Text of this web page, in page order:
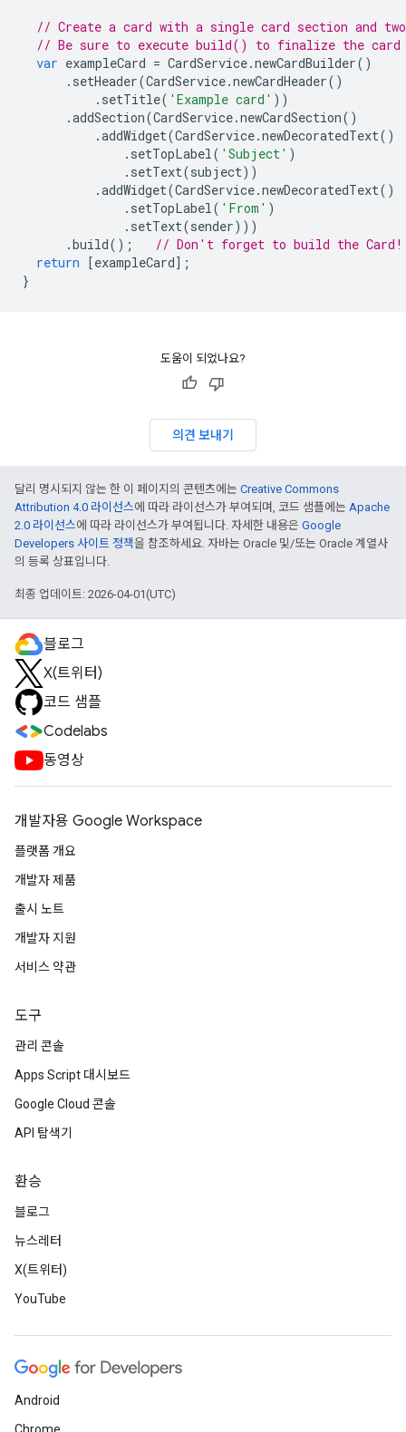
// Create a card with a single card section and
// Be sure to execute build() to finalize the card
var exampleCard = CardService.newCardBuilder()
. setHeader(CardService.newCardHeader()
. setTitle( 'Example card' ))
.addSection(CardService.newCardSection()
.addWidget(CardService.newDecoratedText()
. setTopLabel( 'Subject' )
. setText(subject))
.addWidget(CardService.newDecoratedText()
. setTopLabel( 'From' )
. setText(sender)))
.build();
// Don't forget to build the Card!
return [exampleCard];
}
도움이 되었나요?
의견 보내기
달리 명시되지 않는 한 이 페이지의 콘텐츠에는 Creative Commons
Attribution 4.0 라이선스에 따라 라이선스가 부여되며, 코드 샘플에는 Apache
2.0 라이선스에 따라 라이선스가 부여됩니다. 자세한 내용은 Google
Developers 사이트 정책을 참조하세요. 자바는 Oracle 및/또는 Oracle 계열사
의 등록 상표입니다.
최종 업데이트: 2026-04-01(UTC)
블로그
X(트위터)
코드 샘플
Codelabs
동영상
개발자용 Google Workspace
플랫폼 개요
개발자 제품
출시 노트
개발자 지원
서비스 약관
도구
관리 콘솔
Apps Script 대시보드
Google Cloud 콘솔
API 탐색기
환승
블로그
뉴스레터
X(트위터)
YouTube
Android